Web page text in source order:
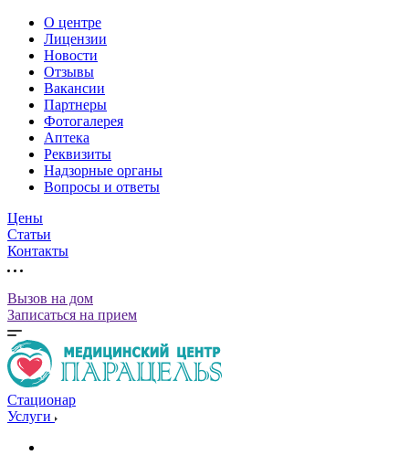
О центре
Лицензии
Новости
Отзывы
Вакансии
Партнеры
Фотогалерея
Аптека
Реквизиты
Надзорные органы
Вопросы и ответы
Цены
Статьи
Контакты
Вызов на дом
Записаться на прием
Стационар
Услуги